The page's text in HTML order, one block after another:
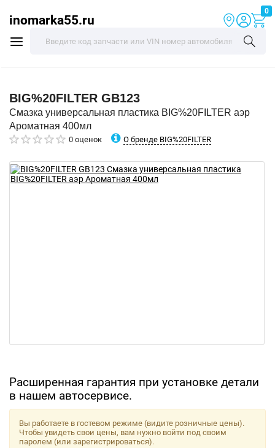
inomarka55.ru
0
BIG%20FILTER GB123
Смазка универсальная пластика BIG%20FILTER аэр
Ароматная 400мл
0 оценок О бренде BIG%20FILTER
Расширенная гарантия при установке детали
в нашем автосервисе.
Вы работаете в гостевом режиме (видите розничные цены).
Чтобы увидеть свои цены, вам нужно войти под своим
паролем (или зарегистрироваться).